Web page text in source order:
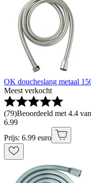
OK doucheslang metaal
Meest verkocht
(79)Beoordeeld met 4.4
6.99
Prijs: 6.99 euro